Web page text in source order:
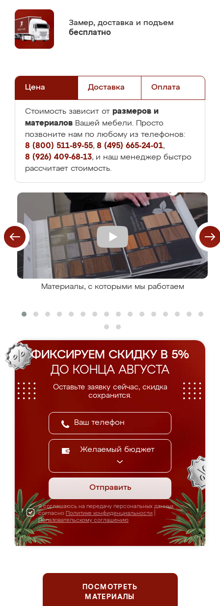
Замер, доставка и подъем
бесплатно
Цена Доставка Оплата
Стоимость зависит от размеров и
материалов Вашей мебели. Просто
позвоните нам по любому из телефонов:
8 (800) 511-89-55, 8 (495) 665-24-01,
8 (926) 409-68-13, и наш менеджер быстро
рассчитает стоимость.
Материалы, с которыми мы работаем
ФИКСИРУЕМ СКИДКУ В 5%
ДО КОНЦА АВГУСТА
Оставьте заявку сейчас, скидка
сохранится.
Желаемый бюджет
Отправить
Я соглашаюсь на передачу персональных данных
согласно Политике конфиденциальности
Пользовательскому соглашению
ПОСМОТРЕТЬ
МАТЕРИАЛЫ